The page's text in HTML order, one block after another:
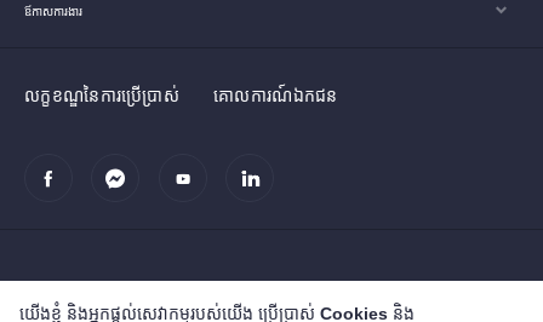
យើងខ្ញុំ និងអ្នកផ្តល់សេវាកម្មរបស់យើង ប្រើប្រាស់ Cookies និង
ឪកាសការងារ
លក្ខខណ្ឌនៃការប្រើប្រាស់ គោលការណ៍ឯកជន